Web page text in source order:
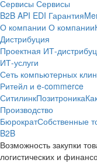
Сервисы Сервисы
B2B API EDI Гарантия
О компании О компании
Дистрибуция
Проектная ИТ-
ИТ-услуги
Сеть компьютерных
Ритейл и e-commerce
СитилинкПозитроника
Производство
БюрократСобственные
B2B
Возможность закупки
логистических и